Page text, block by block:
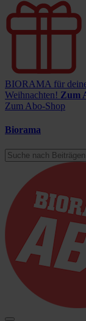
BIORAMA für
Weihnachten! Zum
Zum Abo-Shop
Biorama